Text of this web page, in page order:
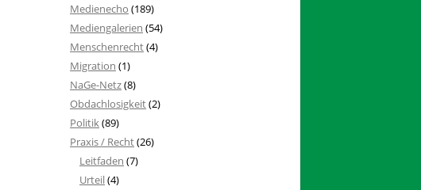
Medienecho (189)
Mediengalerien (54)
Menschenrecht(4)
Migration (1)
NaGe-Netz(8)
Obdachlosigkeit(2)
Politik(89)
Praxis / Recht(26)
Leitfaden (7)
Urteil(4)